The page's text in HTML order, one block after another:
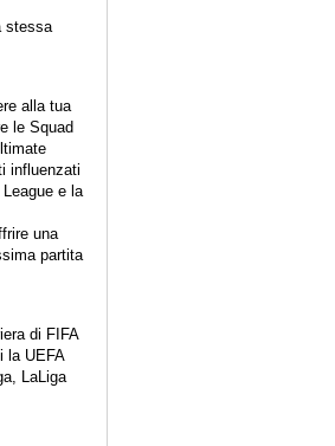
stessa
alla tua
le Squad
influenzati
e la
una
partita
di FIFA
la UEFA
LaLiga